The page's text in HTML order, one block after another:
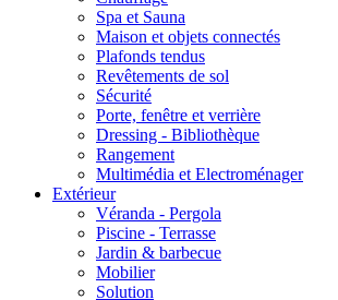
Spa et Sauna
Maison et objets connectés
Plafonds tendus
Revêtements de sol
Sécurité
Porte, fenêtre et verrière
Dressing - Bibliothèque
Rangement
Multimédia et Electroménager
Extérieur
Véranda - Pergola
Piscine - Terrasse
Jardin & barbecue
Mobilier
Solution